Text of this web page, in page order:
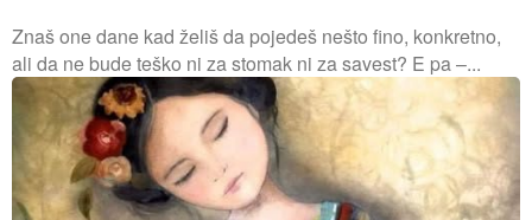
Znaš one dane kad želiš da pojedeš nešto fino, konkretno,
ali da ne bude teško ni za stomak ni za savest? E pa –...